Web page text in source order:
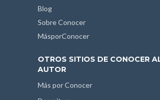
Blog
Sobre Conocer
MásporConocer
OTROS SITIOS DE CONOCER
AUTOR
Más por Conocer